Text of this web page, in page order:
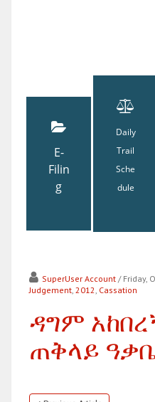
E-
Filin
g
Daily
Trail
Sche
dule
SuperUser Account / Friday,
Judgement, 2012, Cassation
ዳግም
ጠቅላይ